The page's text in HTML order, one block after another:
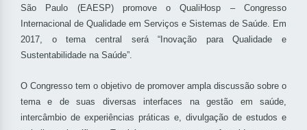
São Paulo (EAESP) promove o QualiHosp – Congresso
Internacional de Qualidade em Serviços e Sistemas de Saúde. Em
2017, o tema central será “Inovação para Qualidade e
Sustentabilidade na Saúde”.
O Congresso tem o objetivo de promover ampla discussão sobre o
tema e de suas diversas interfaces na gestão em saúde,
intercâmbio de experiências práticas e, divulgação de estudos e